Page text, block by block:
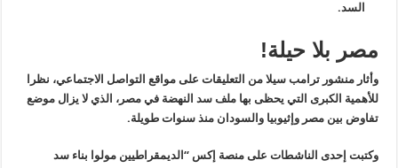
السد.
مصر بلا حيلة!
وأثار منشور ترامب سيلا من التعليقات على مواقع التواصل الاجتماعي، نظرا
للأهمية الكبرى التي يحظى بها ملف سد النهضة في مصر، الذي لا يزال موضع
تفاوض بين مصر وإثيوبيا والسودان منذ سنوات طويلة.
وكتبت إحدى الناشطات على منصة إكس “الديمقراطيين مولوا بناء سد